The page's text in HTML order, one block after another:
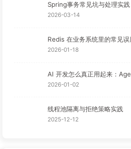
Spring事务常见坑与处理实践
2026-03-14
Redis 在业务系统里的常见误
2026-01-18
AI 开发怎么真正用起来：
2026-01-02
线程池隔离与拒绝策略实践
2025-12-12